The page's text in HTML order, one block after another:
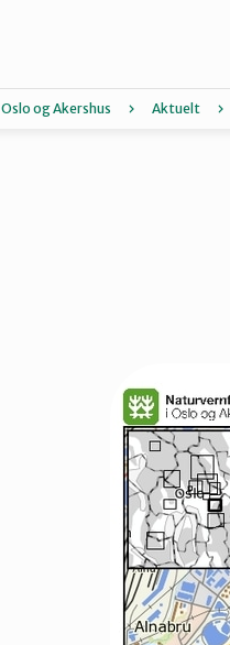
Oslo og Akershus Aktuelt